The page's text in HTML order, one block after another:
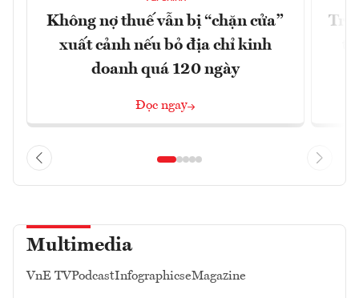
Không nợ thuế vẫn bị “chặn cửa”
xuất cảnh nếu bỏ địa chỉ kinh
doanh quá 120 ngày
Đọc ngay
Multimedia
VnE TVPodcastInfographicseMagazine